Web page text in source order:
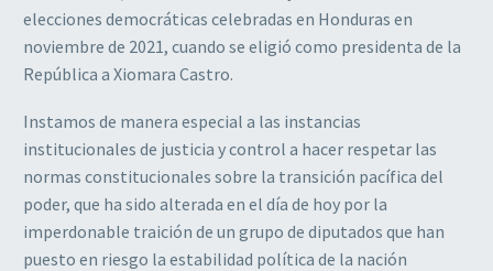
elecciones democráticas celebradas en Honduras en
noviembre de 2021, cuando se eligió como presidenta de la
República a Xiomara Castro.
Instamos de manera especial a las instancias
institucionales de justicia y control a hacer respetar las
normas constitucionales sobre la transición pacífica del
poder, que ha sido alterada en el día de hoy por la
imperdonable traición de un grupo de diputados que han
puesto en riesgo la estabilidad política de la nación